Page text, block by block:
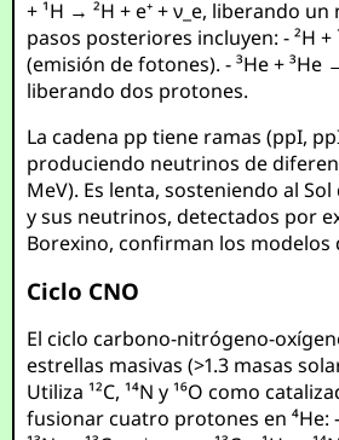
+ ¹H → ²H + e⁺ + ν_e, liberando
pasos posteriores incluyen: - ²H +
(emisión de fotones). - ³He + ³He
liberando dos protones.
La cadena pp tiene ramas (ppI,
produciendo neutrinos de
MeV). Es lenta, sosteniendo al Sol
y sus neutrinos, detectados por
Borexino, confirman los modelos
Ciclo CNO
El ciclo carbono-nitrógeno-
estrellas masivas (>1.3 masas
Utiliza ¹²C, ¹⁴N y ¹⁶O como
fusionar cuatro protones en ⁴He: -